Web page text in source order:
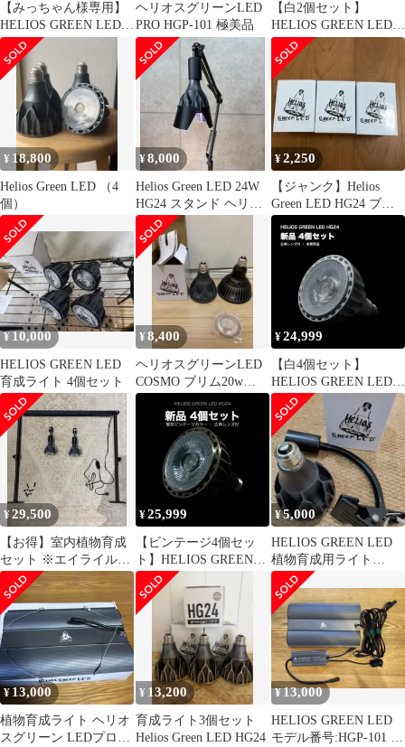
【みっちゃん様専用】
HELIOS GREEN LED
101
ヘリオスグリーンLED
PRO HGP-101 極美品
【白2個セット】
HELIOS GREEN LED
HG24 植物育成ライト
¥ 18,800
Helios Green LED （4
個）
¥8,000
Helios Green LED 24W
HG24 スタンド ヘリオ
ス 植物育成
¥2,250
【ジャンク】Helios
Green LED HG24 ブラ
ック3個セット
¥10,000
HELIOS GREEN LED
育成ライト 4個セット
¥8,400
ヘリオスグリーンLED
COSMO ブリム20w
5800k
¥24,999
【白4個セット】
HELIOS GREEN LED
HG24 植物育成ライト
¥29,500
【お得】室内植物育成
セット ※エイライルマ
タルユーティライネン
様専用
¥25,999
【ビンテージ4個セッ
ト】HELIOS GREEN
LED HG24 植物育成
¥5,000
HELIOS GREEN LED
植物育成用ライト
BARRELクリップ
¥ 13,000
植物育成ライト ヘリオ
スグリーン LEDプロ
¥ 13,200
育成ライト3個セット
Helios Green LED HG24
¥13,000
HELIOS GREEN LED
モデル番号:HGP-101 植